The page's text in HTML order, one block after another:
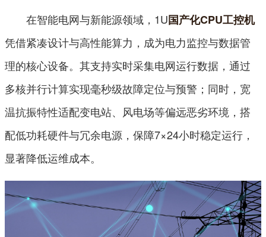
在智能电网与新能源领域，1U国产化CPU工控机
凭借紧凑设计与高性能算力，成为电力监控与数据管
理的核心设备。其支持实时采集电网运行数据，通过
多核并行计算实现毫秒级故障定位与预警；同时，宽
温抗振特性适配变电站、风电场等偏远恶劣环境，搭
配低功耗硬件与冗余电源，保障7×24小时稳定运行，
显著降低运维成本。